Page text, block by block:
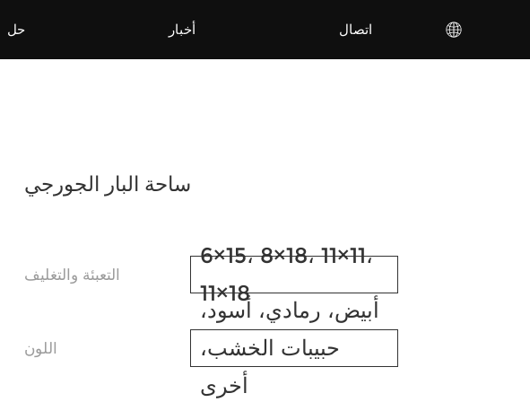
حل أخبار اتصال
ساحة البار الجورجي
التعبئة والتغليف
6×15، 8×18، 11×11،
11×18
اللون
أبيض، رمادي، أسود،
حبيبات الخشب،
أخرى